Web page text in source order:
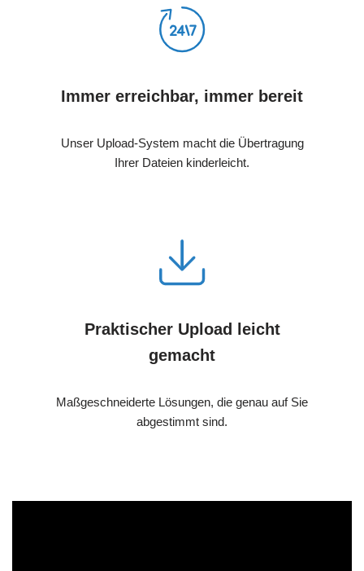
Immer erreichbar, immer bereit
Unser Upload-System macht die Übertragung
Ihrer Dateien kinderleicht.
Praktischer Upload leicht
gemacht
Maßgeschneiderte Lösungen, die genau auf Sie
abgestimmt sind.